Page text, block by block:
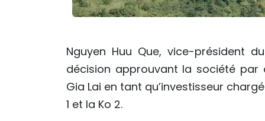
Nguyen Huu Que, vice-président
décision approuvant la société par
Gia Lai en tant qu’investisseur
1 et Ia Ko 2.